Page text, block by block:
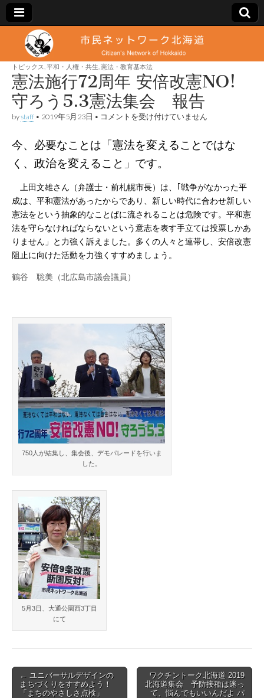
市
民
ネ
ッ
ト
ワ
ー
ク
北
海
道
Citizen's
Network
of
Hokkaido
トピックス 平和・人権・共生 憲法・教育基本法
憲法施行72周年 安倍改憲NO!
守ろう5.3憲法集会 報告
bystaff • 2019年5月23日 • 憲
行
周
倍
改
憲
NO!
守
ろ
う
5.3
法
コメントを受け付けていません
今、必要なことは「憲法を変えることではな
く、政治を変えること」です。
上田文雄さん（弁護士・前札幌市長）は、｢戦争がなかった平
成は、平和憲法があったからであり、新しい時代に合わせ新しい
憲法をという抽象的なことばに流されることは危険です。平和憲
法を守らなければならないという意志を表す手立ては投票しかあ
りません」と力強く訴えました。多くの人々と連帯し、安倍改憲
阻止に向けた活動を力強くすすめましょう。
鶴谷 聡美（北広島市議会議員）
750人が結集し、集会後、デモパレードを行いま
した。
5月3日、大通公園西3丁目
にて
Post
navigation
← ユニバーサルデザインの
まちづくりをすすめよう！
「まちのやさしさ点検」
ワクチントーク北海道 2019
北海道集会 予防接種は迷っ
て、悩んでもいいんだよ パ